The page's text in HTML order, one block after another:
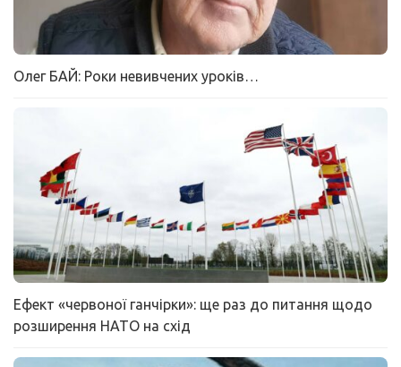
Олег БАЙ: Роки невивчених уроків…
Ефект «червоної ганчірки»: ще раз до питання щодо
розширення НАТО на схід